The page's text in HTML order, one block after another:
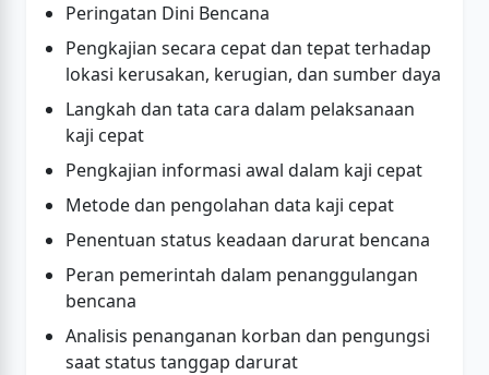
Peringatan Dini Bencana
Pengkajian secara cepat dan tepat terhadap
lokasi kerusakan, kerugian, dan sumber daya
Langkah dan tata cara dalam pelaksanaan
kaji cepat
Pengkajian informasi awal dalam kaji cepat
Metode dan pengolahan data kaji cepat
Penentuan status keadaan darurat bencana
Peran pemerintah dalam penanggulangan
bencana
Analisis penanganan korban dan pengungsi
saat status tanggap darurat